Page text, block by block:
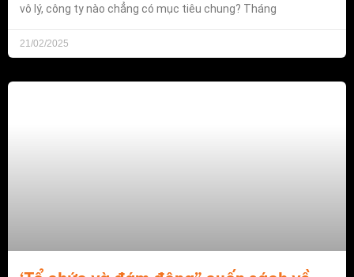
vô lý, công ty nào chẳng có mục tiêu chung? Tháng
21/02/2025